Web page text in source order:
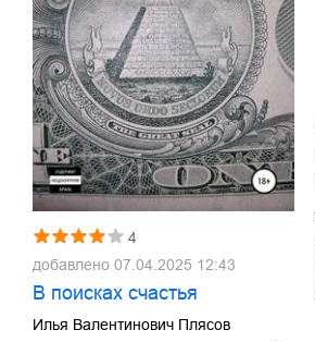
4
добавлено 07.04.2025 12:43
В поисках счастья
Илья Валентинович Плясов